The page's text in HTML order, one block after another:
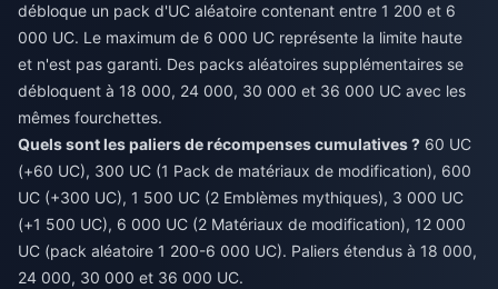
débloque un pack d'UC aléatoire contenant entre 1 200 et 6
000 UC. Le maximum de 6 000 UC représente la limite haute
et n'est pas garanti. Des packs aléatoires supplémentaires se
débloquent à 18 000, 24 000, 30 000 et 36 000 UC avec les
mêmes fourchettes.
Quels sont les paliers de récompenses cumulatives ? 60 UC
(+60 UC), 300 UC (1 Pack de matériaux de modification), 600
UC (+300 UC), 1 500 UC (2 Emblèmes mythiques), 3 000 UC
(+1 500 UC), 6 000 UC (2 Matériaux de modification), 12 000
UC (pack aléatoire 1 200-6 000 UC). Paliers étendus à 18 000,
24 000, 30 000 et 36 000 UC.